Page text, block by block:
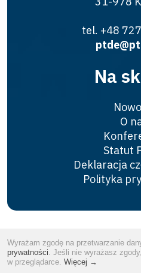
tel. +48
Na
O
Statut
Deklaracja
Polityka
Website by
Wyrażam zgodę na przetwarzanie
prywatności. Jeśli nie wyrażasz
w przeglądarce. Więcej →